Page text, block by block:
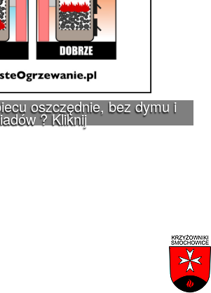
oszczędnie, bez dymu i
? Kliknij